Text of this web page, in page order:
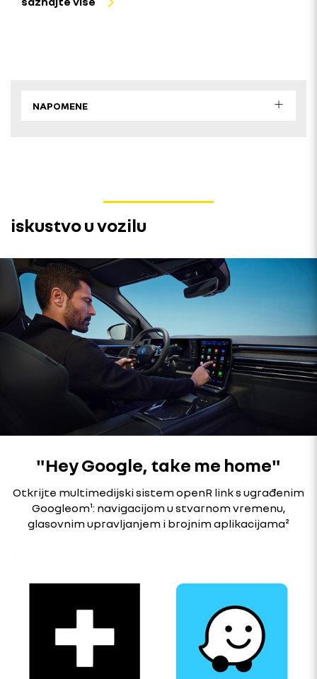
NAPOMENE
iskustvo u vozilu
"Hey Google, take me home"
Otkrijte multimedijski sistem openR link s ugrađenim
Googleom¹: navigacijom u stvarnom vremenu,
glasovnim upravljanjem i brojnim aplikacijama²